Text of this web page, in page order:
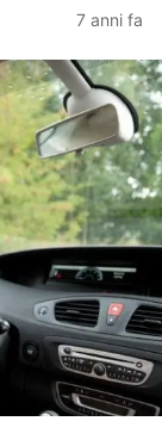
7 anni fa